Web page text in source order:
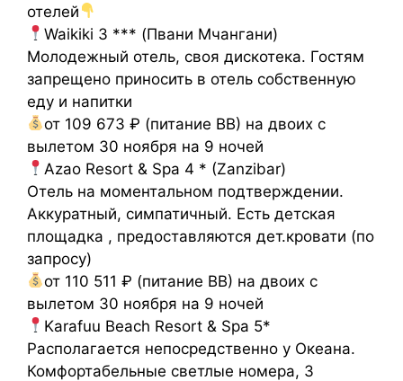
отелей
Waikiki 3 *** (Пвани Мчангани)
Молодежный отель, своя дискотека. Гостям
запрещено приносить в отель собственную
еду и напитки
от 109 673 ₽ (питание ВВ) на двоих с
вылетом 30 ноября на 9 ночей
Azao Resort & Spa 4 * (Zanzibar)
Отель на моментальном подтверждении.
Аккуратный, симпатичный. Есть детская
площадка , предоставляются дет.кровати (по
запросу)
от 110 511 ₽ (питание ВВ) на двоих с
вылетом 30 ноября на 9 ночей
Karafuu Beach Resort & Spa 5*
Располагается непосредственно у Океана.
Комфортабельные светлые номера, 3